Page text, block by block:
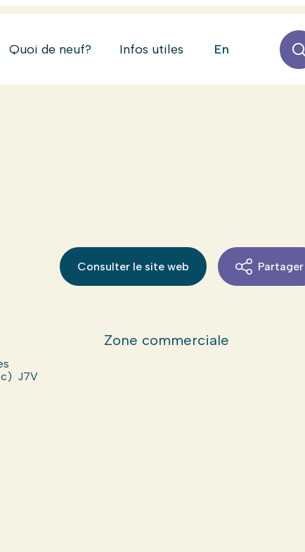
Quoi de neuf? Infos utiles en
Consulter le site web Partager
J7V
Zone commerciale